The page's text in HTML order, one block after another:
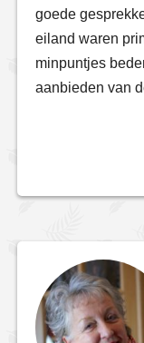
goede
eiland waren
minpuntjes
aanbieden van